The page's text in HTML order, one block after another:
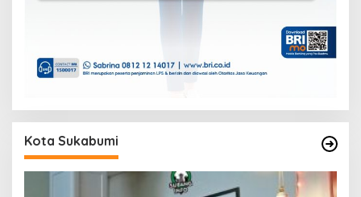
Kota Sukabumi